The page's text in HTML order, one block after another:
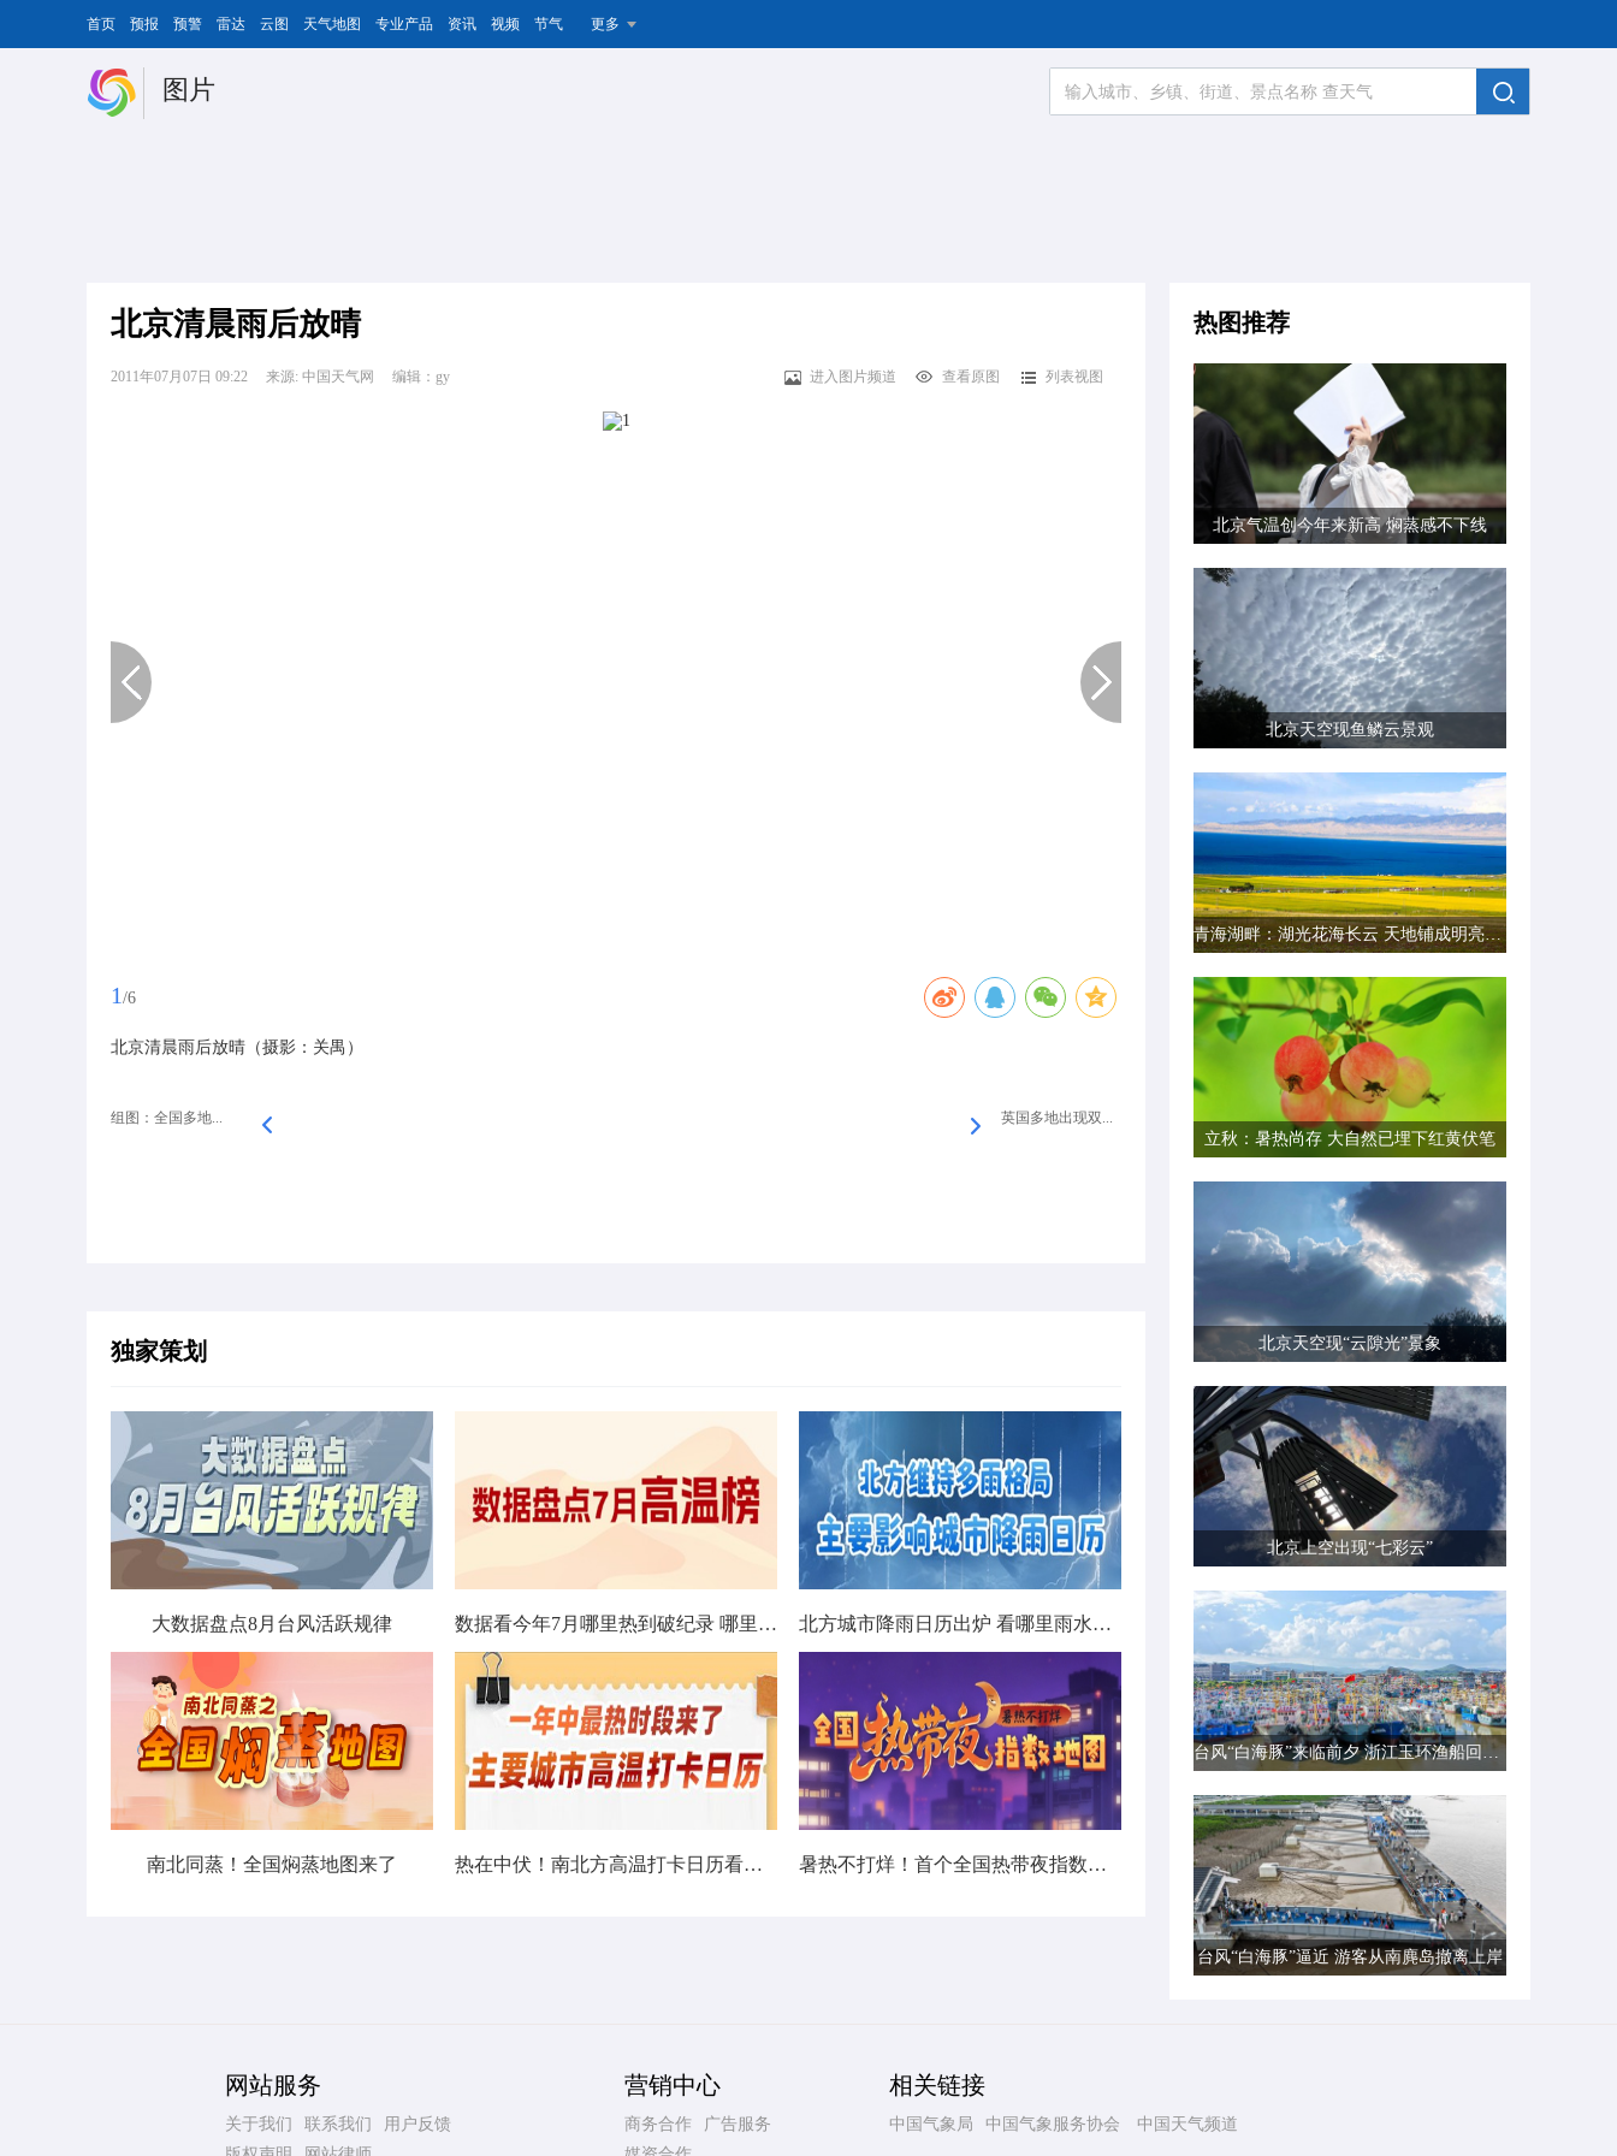
首页 预报 预警 雷达 云图 天气地图 专业产品 资讯 视频 节气 更多
图片
北京清晨雨后放晴
2011年07月07日 09:22 来源: 中国天气网 编辑：gy 进入图片频道 查看原图 列表视图
1 /6
北京清晨雨后放晴（摄影：关禺）
组图：全国多地... 英国多地出现双...
独家策划
大数据盘点8月台风活跃规律 数据看今年7月哪里热到破纪录 哪里暑热连轴转 北方城市降雨日历出炉 看哪里雨水超长待机
南北同蒸！全国焖蒸地图来了 热在中伏！南北方高温打卡日历看哪里热力持久 暑热不打烊！首个全国热带夜指数地图发布
热图推荐
北京气温创今年来新高 焖蒸感不下线
北京天空现鱼鳞云景观
青海湖畔：湖光花海长云 天地铺成明亮画卷
立秋：暑热尚存 大自然已埋下红黄伏笔
北京天空现“云隙光”景象
北京上空出现“七彩云”
台风“白海豚”来临前夕 浙江玉环渔船回港避风
台风“白海豚”逼近 游客从南麂岛撤离上岸
网站服务
关于我们 联系我们
用户反馈
营销中心
商务合作
广告服务
相关链接
中国气象局 中国气象服务协会 中国天气频道